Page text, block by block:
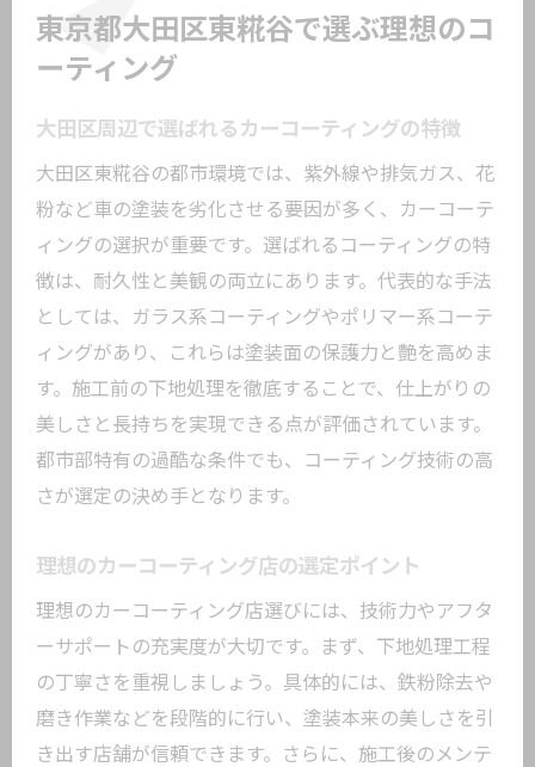
感
KeePer認定店舗のメリットを活かす方法
るコツ
長く愛車を美しく保つためのおすすめ提案
カーコーティングで愛車の美観を長期間
キープ
施工後の維持に役立つお手入れと管理方
法
プロも推奨するコーティングの定期見直
し
無料相談で分かるカーコーティング最適
提案
東京都大田区東糀谷で選ぶ理想のコ
ーティング
大田区周辺で選ばれるカーコーティングの特徴
大田区東糀谷の都市環境では、紫外線や排気ガス、花
粉など車の塗装を劣化させる要因が多く、カーコーテ
ィングの選択が重要です。選ばれるコーティングの特
徴は、耐久性と美観の両立にあります。代表的な手法
としては、ガラス系コーティングやポリマー系コーテ
ィングがあり、これらは塗装面の保護力と艶を高めま
す。施工前の下地処理を徹底することで、仕上がりの
美しさと長持ちを実現できる点が評価されています。
都市部特有の過酷な条件でも、コーティング技術の高
さが選定の決め手となります。
理想のカーコーティング店の選定ポイント
理想のカーコーティング店選びには、技術力やアフタ
ーサポートの充実度が大切です。まず、下地処理工程
の丁寧さを重視しましょう。具体的には、鉄粉除去や
磨き作業などを段階的に行い、塗装本来の美しさを引
き出す店舗が信頼できます。さらに、施工後のメンテ